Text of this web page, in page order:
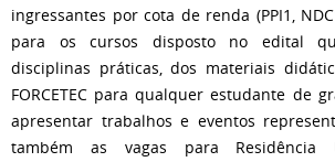
ingressantes por cota de renda (PPI1,
para os cursos disposto no edital
disciplinas práticas, dos materiais
FORCETEC para qualquer estudante de
apresentar trabalhos e eventos
também as vagas para Residência